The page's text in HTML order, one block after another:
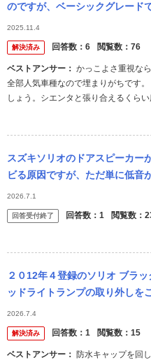
のですが、ベーシックグレード
のはあるでしょうか またバイパ
(常総等...
2025.11.4
解決済み 回答数： 6 閲覧数： 76
ベストアンサー：
全部人気車種なので埋まりがちです
しょう。シエンタと張り合えるくら
スズキソリオのドアスピーカー
ビる原因ですが、ただ単に低音
音域のイコライザーを下げたり
てみたりで...
2026.7.1
回答受付終了 回答数： 1 閲覧数：
２０12年４登録のソリオ ブラ
ッドライトランプの取り外しを
ンらしき物が写真でも確認しま
ど...
2026.7.4
解決済み 回答数： 1 閲覧数： 15
ベストアンサー：